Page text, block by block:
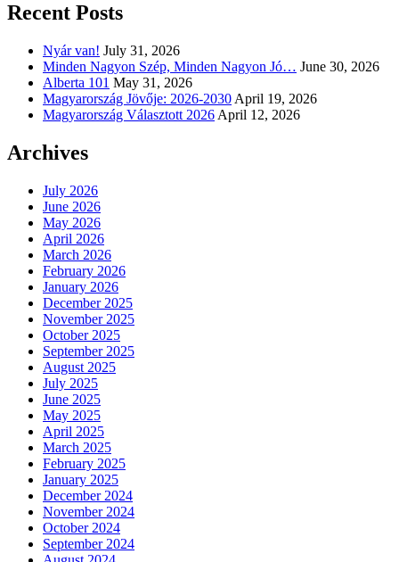
Recent Posts
Nyár van! July 31, 2026
Minden Nagyon Szép, Minden Nagyon Jó… June 30, 2026
Alberta 101 May 31, 2026
Magyarország Jövője: 2026-2030 April 19, 2026
Magyarország Választott 2026 April 12, 2026
Archives
July 2026
June 2026
May 2026
April 2026
March 2026
February 2026
January 2026
December 2025
November 2025
October 2025
September 2025
August 2025
July 2025
June 2025
May 2025
April 2025
March 2025
February 2025
January 2025
December 2024
November 2024
October 2024
September 2024